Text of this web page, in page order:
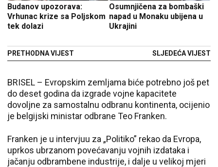
Budanov upozorava:
Vrhunac krize sa Poljskom
tek dolazi
PRETHODNA VIJEST
Osumnjičena za bombaški
napad u Monaku ubijena u
Ukrajini
SLJEDEĆA VIJEST
BRISEL – Evropskim zemljama biće potrebno još pet
do deset godina da izgrade vojne kapacitete
dovoljne za samostalnu odbranu kontinenta, ocijenio
je belgijski ministar odbrane Teo Franken.
Franken je u intervjuu za „Politiko” rekao da Evropa,
uprkos ubrzanom povećavanju vojnih izdataka i
jačanju odbrambene industrije, i dalje u velikoj mjeri